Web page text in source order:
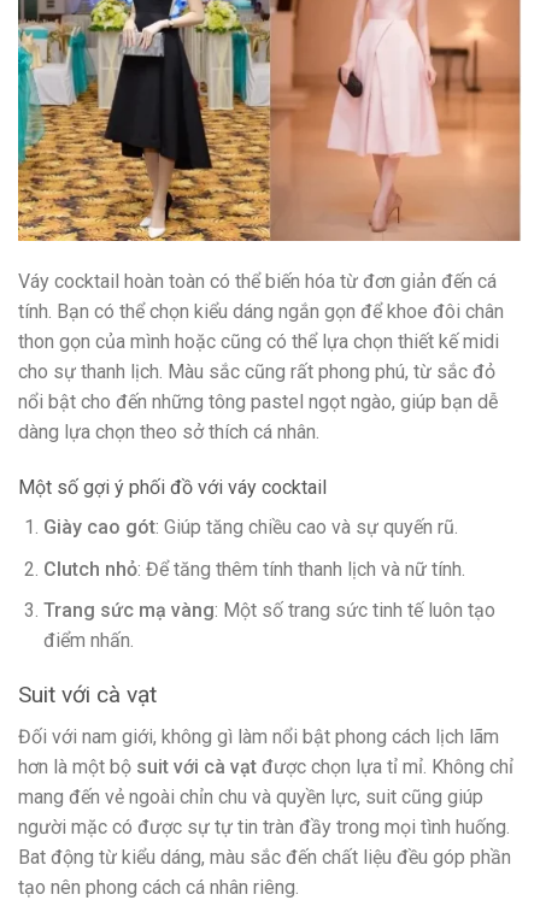
Váy cocktail hoàn toàn có thể biến hóa từ đơn giản đến cá
tính. Bạn có thể chọn kiểu dáng ngắn gọn để khoe đôi chân
thon gọn của mình hoặc cũng có thể lựa chọn thiết kế midi
cho sự thanh lịch. Màu sắc cũng rất phong phú, từ sắc đỏ
nổi bật cho đến những tông pastel ngọt ngào, giúp bạn dễ
dàng lựa chọn theo sở thích cá nhân.
Một số gợi ý phối đồ với váy cocktail
Giày cao gót: Giúp tăng chiều cao và sự quyến rũ.
Clutch nhỏ: Để tăng thêm tính thanh lịch và nữ tính.
Trang sức mạ vàng: Một số trang sức tinh tế luôn tạo
điểm nhấn.
Suit với cà vạt
Đối với nam giới, không gì làm nổi bật phong cách lịch lãm
hơn là một bộ suit với cà vạt được chọn lựa tỉ mỉ. Không chỉ
mang đến vẻ ngoài chỉn chu và quyền lực, suit cũng giúp
người mặc có được sự tự tin tràn đầy trong mọi tình huống.
Bat động từ kiểu dáng, màu sắc đến chất liệu đều góp phần
tạo nên phong cách cá nhân riêng.